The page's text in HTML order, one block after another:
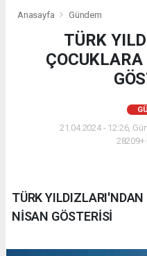
Anasayfa Gündem
TÜRK
21.04.2024 - 12:26,
28209+
TÜRK
NİSAN GÖSTERİSİ